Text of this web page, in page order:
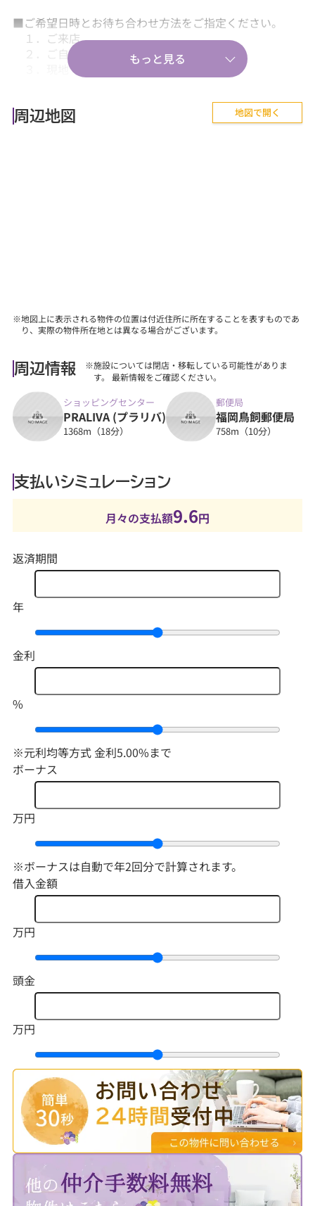
■ご希望日時とお待ち合わせ方法をご指定ください。
１．ご来店
２．ご自宅送迎
３．現地・最寄駅等でのお待ち合わせ。
■『失敗しない住まい選びのポイント！』、『購入の流
周辺地図 地図で開く
※地図上に表示される物件の位置は付近住所に所在することを表すものであ
り、実際の物件所在地とは異なる場合がございます。
周辺情報
※施設については閉店・移転している可能性がありま
す。 最新情報をご確認ください。
ショッピングセンター
PRALIVA (プラリバ)
1368m（18分）
郵便局
福岡鳥飼郵便局
758m（10分）
支払いシミュレーション
月々の支払額9.6円
返済期間
年
金利
%
※元利均等方式 金利5.00%まで
ボーナス
万円
※ボーナスは自動で年2回分で計算されます。
借入金額
万円
頭金
万円